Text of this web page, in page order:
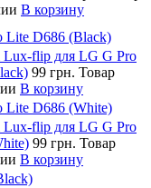
В корзину
Lite D686 (Black)
Lux-flip для LG G Pro
99 грн. Товар
В корзину
Lite D686 (White)
Lux-flip для LG G Pro
99 грн. Товар
В корзину